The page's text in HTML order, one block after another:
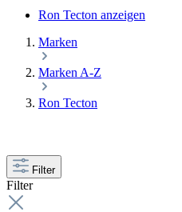
Ron Tecton anzeigen
Marken
Marken A-Z
Ron Tecton
Filter
Filter